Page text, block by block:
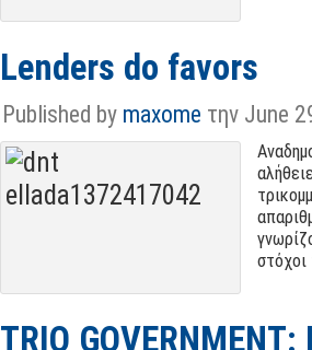
Lenders do favors
Published by maxome την June
TRIO